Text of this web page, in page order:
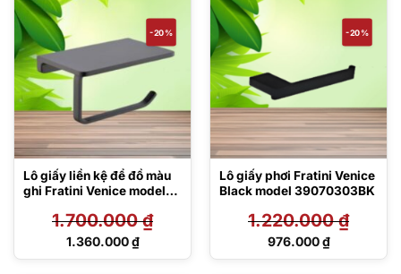
1.192.000 ₫.
987.000 ₫.
-20%
Lô giấy liền kệ để đồ màu
ghi Fratini Venice model
1.700.000₫
Giá
1.360.000₫
Giá
-20%
Lô giấy phơi Fratini Venice
Black model 39070303BK
1.220.000₫
Giá
976.000₫
Giá